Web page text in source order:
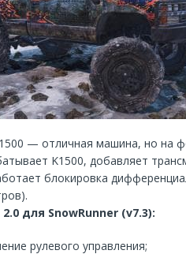
— отличная машина, но на
K1500, добавляет
блокировка
для SnowRunner (v7.3):
рулевого управления;